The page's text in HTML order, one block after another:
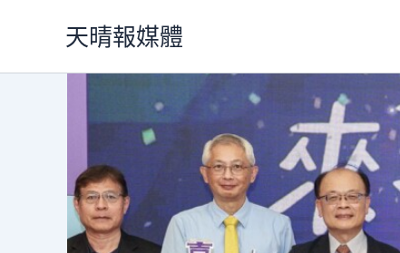
天晴報媒體